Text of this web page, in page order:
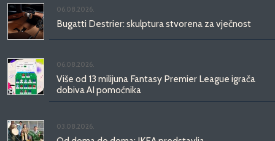
06.08.2026.
Bugatti Destrier: skulptura stvorena za vječnost
06.08.2026.
Više od 13 milijuna Fantasy Premier League igrača
dobiva AI pomoćnika
03.08.2026.